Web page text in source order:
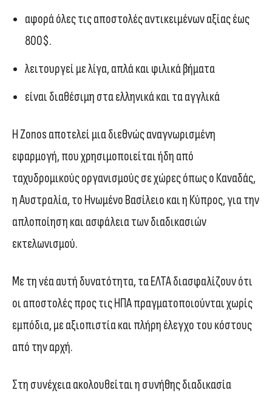
αφορά όλες τις αποστολές αντικειμένων αξίας έως
800$.
λειτουργεί με λίγα, απλά και φιλικά βήματα
είναι διαθέσιμη στα ελληνικά και τα αγγλικά
Η Zonos αποτελεί μια διεθνώς αναγνωρισμένη
εφαρμογή, που χρησιμοποιείται ήδη από
ταχυδρομικούς οργανισμούς σε χώρες όπως ο Καναδάς,
η Αυστραλία, το Ηνωμένο Βασίλειο και η Κύπρος, για την
απλοποίηση και ασφάλεια των διαδικασιών
εκτελωνισμού.
Με τη νέα αυτή δυνατότητα, τα ΕΛΤΑ διασφαλίζουν ότι
οι αποστολές προς τις ΗΠΑ πραγματοποιούνται χωρίς
εμπόδια, με αξιοπιστία και πλήρη έλεγχο του κόστους
από την αρχή.
Στη συνέχεια ακολουθείται η συνήθης διαδικασία